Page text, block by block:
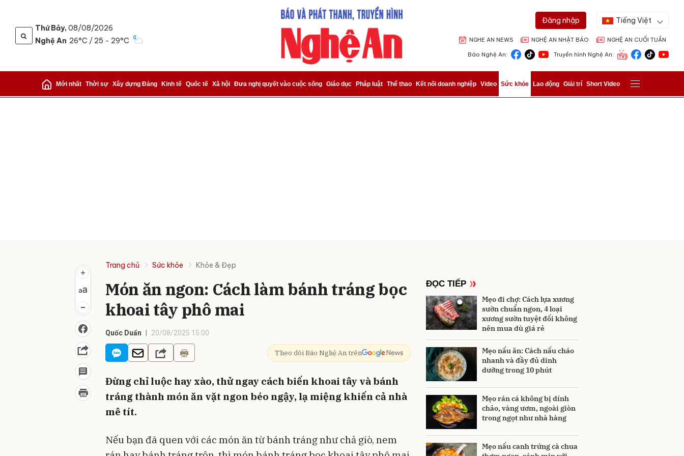
Thứ Bảy, 08/08/2026
Nghệ An 26°C / 25 - 29°C
Đăng nhập Tiếng Việt
NGHE AN NEWS NGHỆ AN NHẬT BÁO NGHỆ AN CUỐI TUẦN
Báo Nghệ An: Truyền hình Nghệ An:
Mới nhất Thời sự Xây dựng Đảng Kinh tế Quốc tế Xã hội Đưa nghị quyết vào cuộc sống Giáo dục Pháp luật Thể thao Kết nối doanh nghiệp Video Sức khỏe Lao động Giải trí Short Video
Trang chủ Sức khỏe Khỏe & Đẹp
Món ăn ngon: Cách làm bánh tráng bọc
khoai tây phô mai
Quốc Duẩn 20/08/2025 15:00
Theo dõi Báo Nghệ An trên
Đừng chỉ luộc hay xào, thử ngay cách biến khoai tây và bánh
tráng thành món ăn vặt ngon béo ngậy, lạ miệng khiến cả nhà
mê tít.
Nếu bạn đã quen với các món ăn từ bánh tráng như chả giò, nem
ĐỌC TIẾP
Mẹo đi chợ: Cách lựa xương
sườn chuẩn ngon, 4 loại
xương sườn tuyệt đối không
nên mua dù giá rẻ
Mẹo nấu ăn: Cách nấu cháo
nhanh và đầy đủ dinh
dưỡng trong 10 phút
Mẹo rán cá không bị dính
chảo, vàng ươm, ngoài giòn
trong ngọt như nhà hàng
Mẹo nấu canh trứng cà chua